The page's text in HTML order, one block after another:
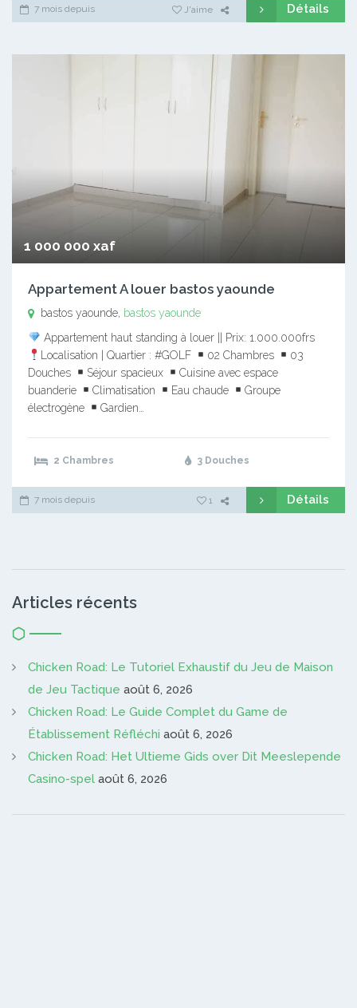
7 mois depuis J'aime Détails
1 000 000 xaf
Appartement A louer bastos yaounde
bastos yaounde, bastos yaounde
Appartement haut standing à louer || Prix: 1.000.000frs
Localisation | Quartier : #GOLF
02 Chambres
03
Douches
Séjour spacieux
Cuisine avec espace
buanderie
Climatisation Eau chaude
Groupe
électrogène
Gardien…
2 Chambres 3 Douches
7 mois depuis 1 Détails
Articles récents
Chicken Road: Le Tutoriel Exhaustif du Jeu de Maison
de Jeu Tactique août 6, 2026
Chicken Road: Le Guide Complet du Game de
Établissement Réfléchi août 6, 2026
Chicken Road: Het Ultieme Gids over Dit Meeslepende
Casino-spel août 6, 2026